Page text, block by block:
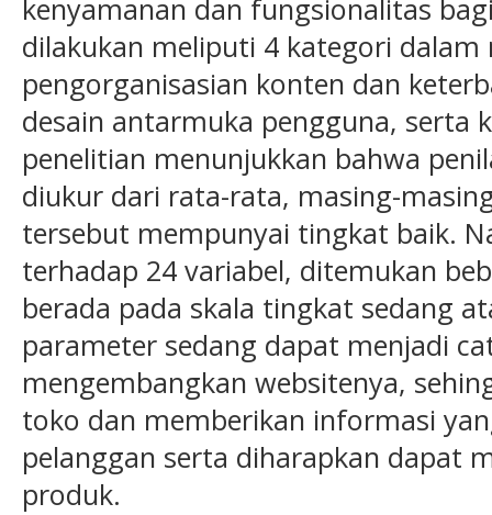
kenyamanan dan fungsionalitas
dilakukan meliputi 4 kategori dalam
pengorganisasian konten dan
desain antarmuka pengguna, serta
penelitian menunjukkan bahwa
diukur dari rata-rata, masing-
tersebut mempunyai tingkat baik.
terhadap 24 variabel, ditemukan
berada pada skala tingkat sedang
parameter sedang dapat menjadi
mengembangkan websitenya,
toko dan memberikan informasi
pelanggan serta diharapkan dapat
produk.